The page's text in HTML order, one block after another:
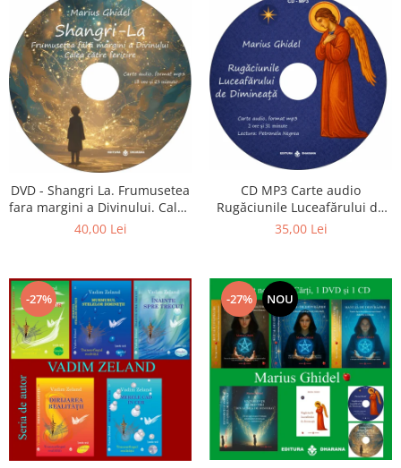
DVD - Shangri La. Frumusetea
fara margini a Divinului. Calea
catre fericire
40,00 Lei
CD MP3 Carte audio
Rugăciunile Luceafărului de
dimineață
35,00 Lei
-27% -27% NOU